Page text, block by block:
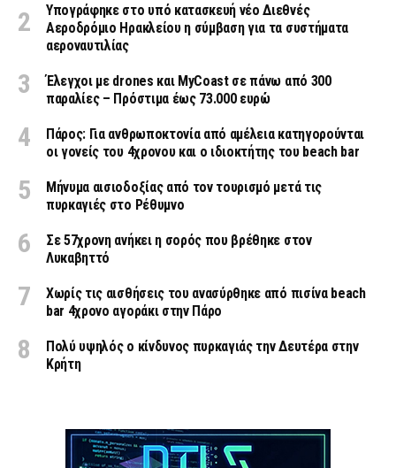
Υπογράφηκε στο υπό κατασκευή νέο Διεθνές
Αεροδρόμιο Ηρακλείου η σύμβαση για τα συστήματα
αεροναυτιλίας
Έλεγχοι με drones και MyCoast σε πάνω από 300
παραλίες – Πρόστιμα έως 73.000 ευρώ
Πάρος: Για ανθρωποκτονία από αμέλεια κατηγορούνται
οι γονείς του 4χρονου και ο ιδιοκτήτης του beach bar
Μήνυμα αισιοδοξίας από τον τουρισμό μετά τις
πυρκαγιές στο Ρέθυμνο
Σε 57χρονη ανήκει η σορός που βρέθηκε στον
Λυκαβηττό
Χωρίς τις αισθήσεις του ανασύρθηκε από πισίνα beach
bar 4χρονο αγοράκι στην Πάρο
Πολύ υψηλός ο κίνδυνος πυρκαγιάς την Δευτέρα στην
Κρήτη